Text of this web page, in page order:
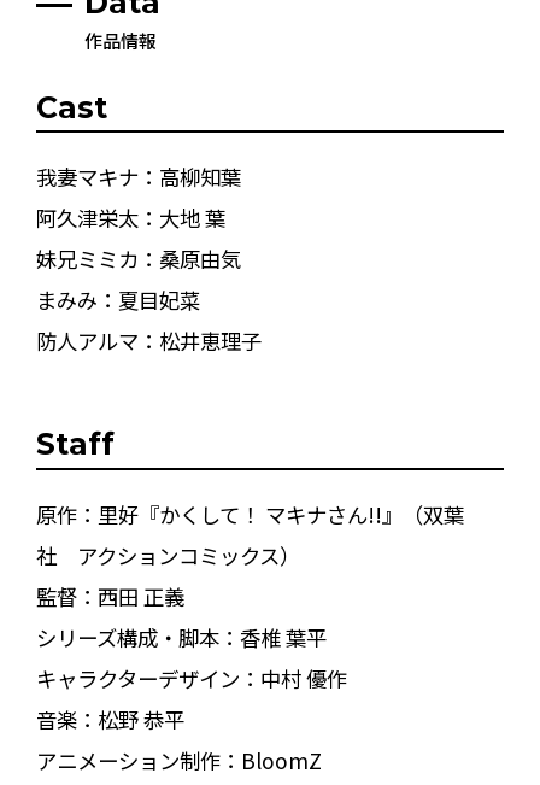
作品情報
Cast
我妻マキナ：高柳知葉
阿久津栄太：大地 葉
妹兄ミミカ：桑原由気
まみみ：夏目妃菜
防人アルマ：松井恵理子
Staff
原作：里好『かくして！ マキナさん!!』（双葉
社 アクションコミックス）
監督：西田 正義
シリーズ構成・脚本：香椎 葉平
キャラクターデザイン：中村 優作
音楽：松野 恭平
アニメーション制作：BloomZ